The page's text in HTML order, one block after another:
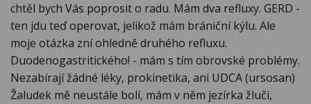
chtěl bych Vás poprosit o radu. Mám dva refluxy. GERD -
ten jdu teď operovat, jelikož mám brániční kýlu. Ale
moje otázka zní ohledně druhého refluxu.
Duodenogastritického! - mám s tím obrovské problémy.
Nezabírají žádné léky, prokinetika, ani UDCA (ursosan)
Žaludek mě neustále bolí, mám v něm jezírka žluči,